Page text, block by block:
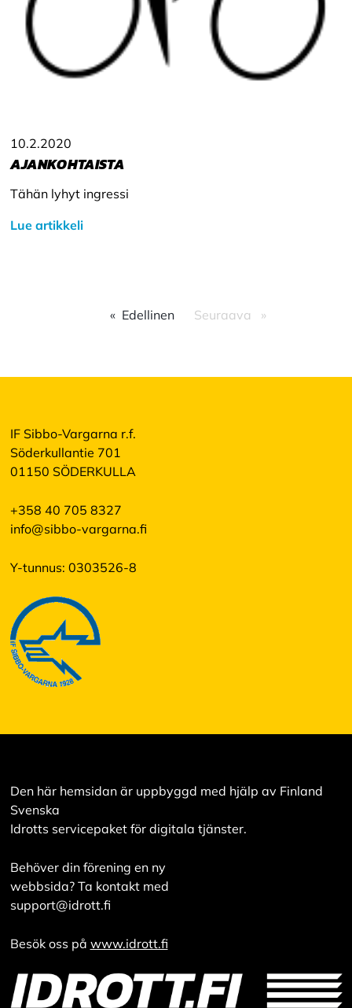
10.2.2020
AJANKOHTAISTA
Tähän lyhyt ingressi
Lue artikkeli
Edellinen Seuraava
IF Sibbo-Vargarna r.f.
Söderkullantie 701
01150 SÖDERKULLA
+358 40 705 8327
info@sibbo-vargarna.fi
Y-tunnus: 0303526-8
Den här hemsidan är uppbyggd med hjälp av Finland
Svenska
Idrotts servicepaket för digitala tjänster.
Behöver din förening en ny
webbsida? Ta kontakt med
support@idrott.fi
Besök oss på www.idrott.fi